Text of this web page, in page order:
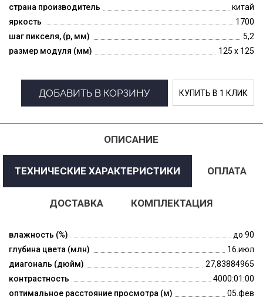
страна производитель
китай
яркость
1700
шаг пикселя, (p, мм)
5,2
размер модуля (мм)
125 x 125
ДОБАВИТЬ В КОРЗИНУ КУПИТЬ В 1 КЛИК
ОПИСАНИЕ
ТЕХНИЧЕСКИЕ ХАРАКТЕРИСТИКИ ОПЛАТА
ДОСТАВКА КОМПЛЕКТАЦИЯ
влажность (%)
до 90
глубина цвета (млн)
16.июл
диагональ (дюйм)
27,83884965
контрастность
4000:01:00
оптимальное расстояние просмотра (м)
05.фев